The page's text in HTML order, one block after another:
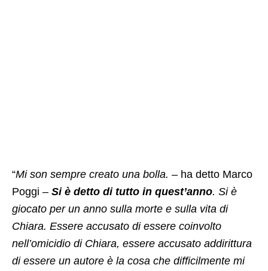
“Mi son sempre creato una bolla. – ha detto Marco
Poggi – Si è detto di tutto in quest’anno. Si è
giocato per un anno sulla morte e sulla vita di
Chiara. Essere accusato di essere coinvolto
nell’omicidio di Chiara, essere accusato addirittura
di essere un autore è la cosa che difficilmente mi